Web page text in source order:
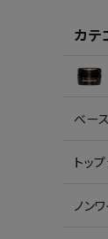
カテ
ベー
トッ
ノン